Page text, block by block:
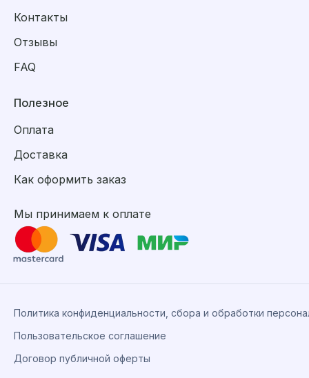
Контакты
Отзывы
FAQ
Полезное
Оплата
Доставка
Как оформить заказ
Мы принимаем к оплате
Политика конфиденциальности, сбора и обработки
Пользовательское соглашение
Договор публичной оферты